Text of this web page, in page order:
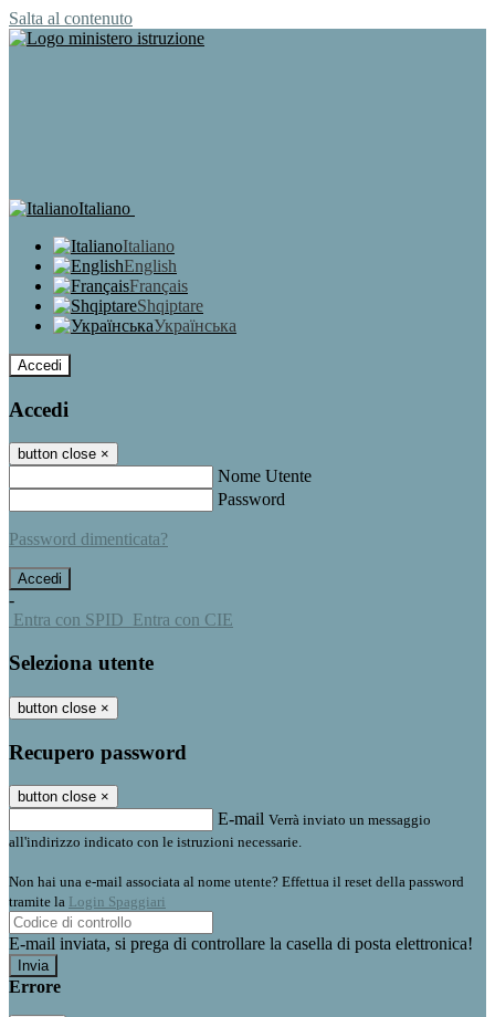
Salta al contenuto
Italiano
Italiano
English
Français
Shqiptare
Українська
Accedi
Accedi
button close ×
Nome Utente
Password
Password dimenticata?
-
Entra con SPID Entra con CIE
Seleziona utente
button close ×
Recupero password
button close ×
E-mail Verrà inviato un messaggio
all'indirizzo indicato con le istruzioni necessarie.
Non hai una e-mail associata al nome utente? Effettua il reset della password
tramite la Login Spaggiari
E-mail inviata, si prega di controllare la casella di posta elettronica!
Errore